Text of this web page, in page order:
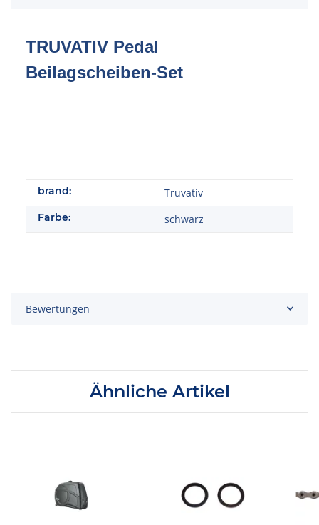
TRUVATIV Pedal
Beilagscheiben-Set
brand: Truvativ
Farbe: schwarz
Bewertungen
Ähnliche Artikel